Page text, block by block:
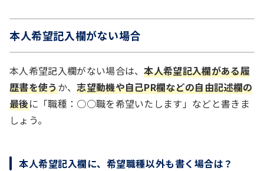
本人希望記入欄がない場合
本人希望記入欄がない場合は、本人希望記入欄がある履
歴書を使うか、志望動機や自己PR欄などの自由記述欄の
最後に「職種：○○職を希望いたします」などと書きま
しょう。
本人希望記入欄に、希望職種以外も書く場合は？